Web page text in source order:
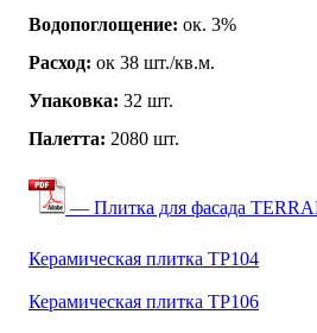
Водопоглощение: ок. 3%
Расход: ок 38 шт./кв.м.
Упаковка: 32 шт.
Палетта: 2080 шт.
— Плитка для фасада
Керамическая плитка TP104
Керамическая плитка TP106